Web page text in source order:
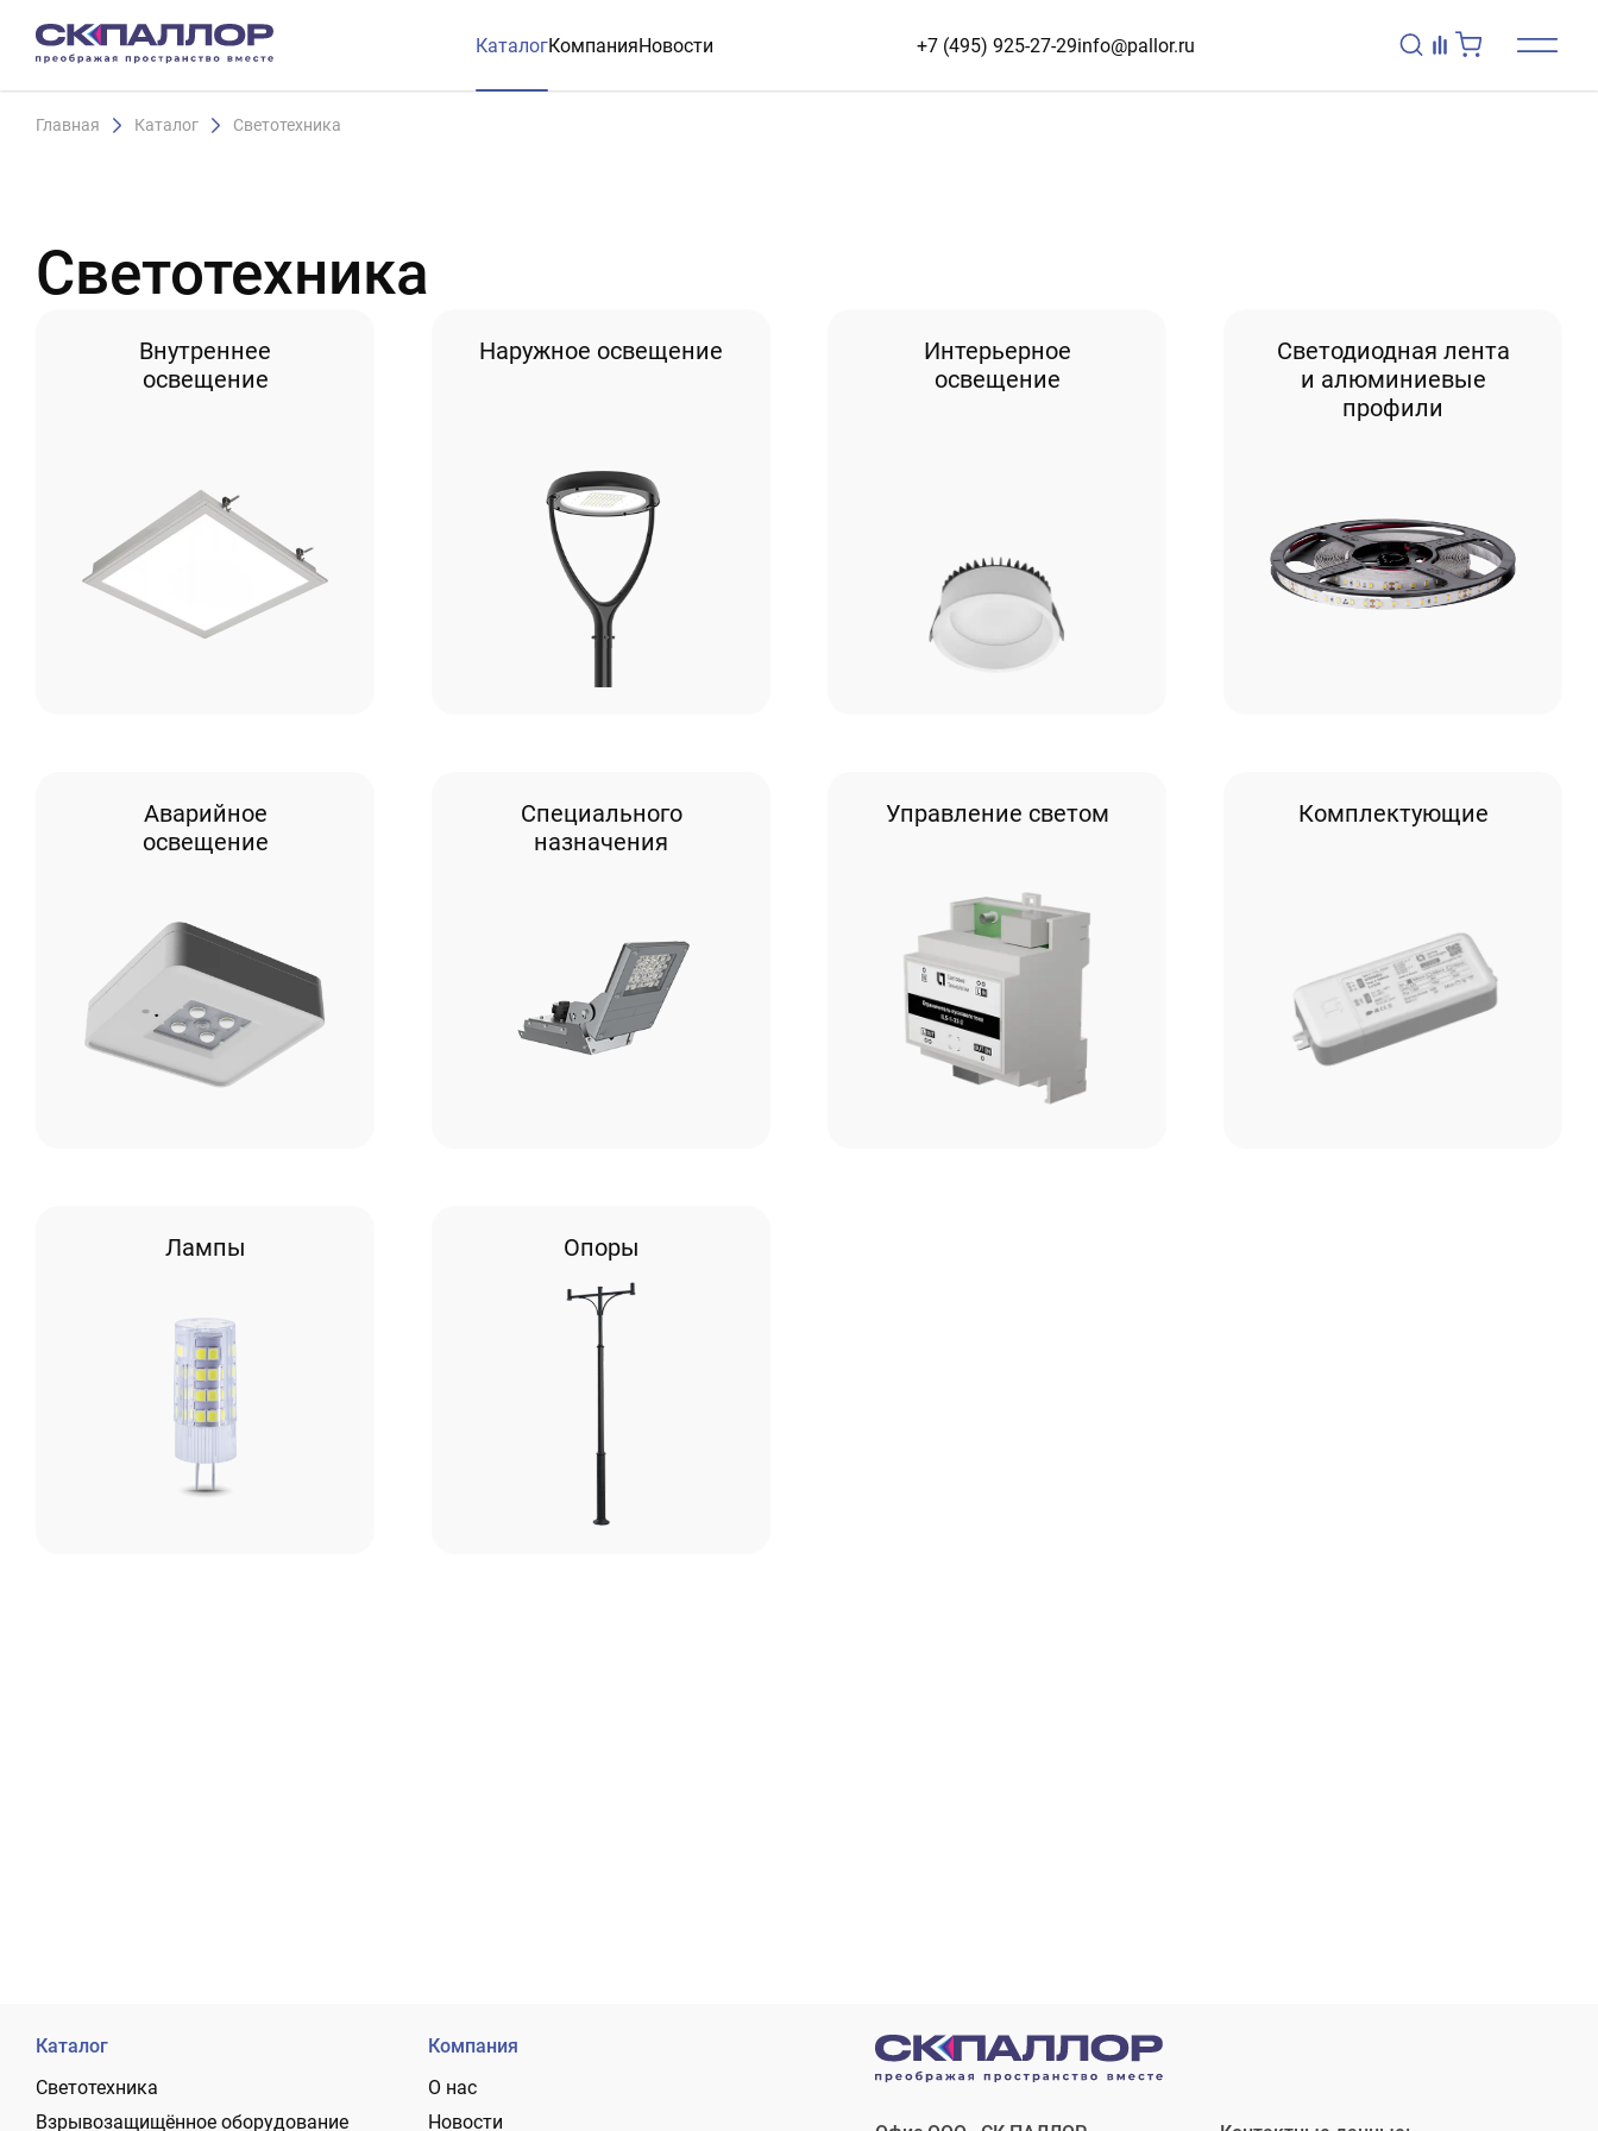
КаталогКомпанияНовости +7 (495) 925-27-29info@pallor.ru
Главная Каталог Светотехника
Светотехника
Внутреннее
освещение
Наружное освещение
Интерьерное
освещение
Светодиодная лента
и алюминиевые
профили
Аварийное
освещение
Специального
назначения
Управление светом Комплектующие
Лампы Опоры
Каталог
Светотехника
Взрывозащищённое оборудование
Компания
О нас
Новости